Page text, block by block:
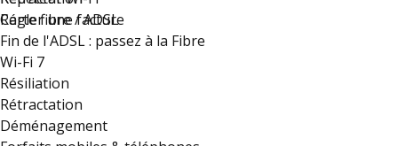
Régler une facture
Carte fibre / ADSL
Fin de l'ADSL : passez à la Fibre
Wi-Fi 7
Résiliation
Rétractation
Déménagement